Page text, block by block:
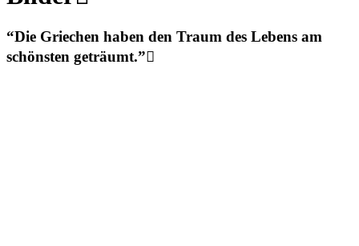
“Die Griechen haben den Traum des Lebens am
schönsten geträumt.”